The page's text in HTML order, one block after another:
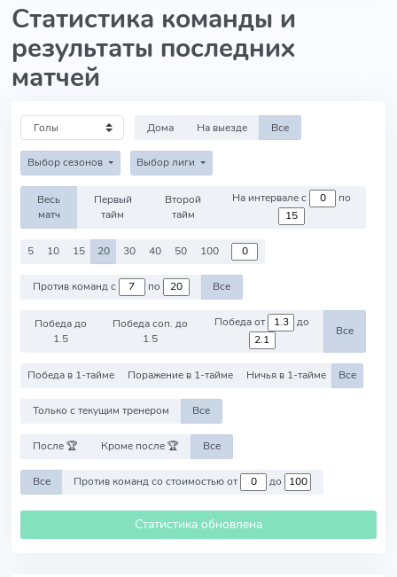
Статистика команды и
результаты последних
матчей
Дома На выезде Все
Выбор сезонов Выбор лиги
Весь
матч
Первый
тайм
Второй
тайм
На интервале с по
5 10 15 20 30 40 50 100
Против команд с по Все
Победа до
1.5
Победа соп. до
1.5
Победа от до
Все
Победа в 1-тайме Поражение в 1-тайме Ничья в 1-тайме Все
Только с текущим тренером Все
После 🏆 Кроме после 🏆 Все
Все Против команд со стоимостью от до
Статистика обновлена